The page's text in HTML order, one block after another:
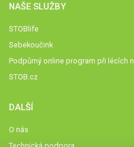
NAŠE SLUŽBY
STOBlife
Sebekoučink
Podpůrný online program při lécích
STOB.cz
DALŠÍ
O nás